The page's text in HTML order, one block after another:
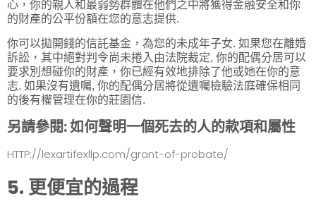
心，你的親人和最弱勢群體在他們之中將獲得金融安全和你
的財產的公平份額在您的意志提供.
你可以拋開錢的信託基金，為您的未成年子女. 如果您在離婚
訴訟，其中絕對判令尚未捲入由法院裁定, 你的配偶分居可以
要求別想碰你的財產，你已經有效地排除了他或她在你的意
志. 如果沒有遺囑, 你的配偶分居將從遺囑檢驗法庭確保相同
的後有權管理在你的莊園信.
另請參閱:如何聲明一個死去的人的款項和屬性
HTTP://lexartifexllp.com/grant-of-probate/
5. 更便宜的過程